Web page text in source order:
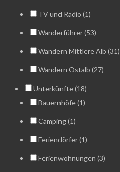
TV und Radio (1)
Wanderführer (53)
Wandern Mittlere Alb (31)
Wandern Ostalb (27)
Unterkünfte (18)
Bauernhöfe (1)
Camping (1)
Feriendörfer (1)
Ferienwohnungen (3)